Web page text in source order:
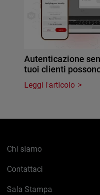
Autenticazione
tuoi clienti
Leggi l'articolo
Chi siamo
Contattaci
Sala Stampa